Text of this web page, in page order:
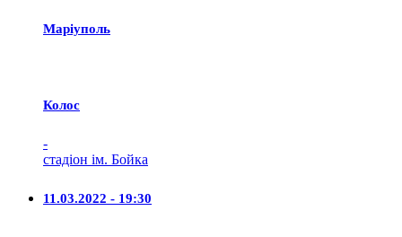
Маріуполь
Колос
-
стадіон ім. Бойка
11.03.2022 - 19:30